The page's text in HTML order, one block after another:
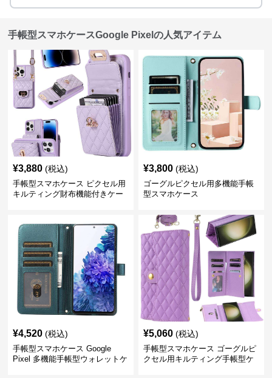
手帳型スマホケースGoogle Pixelの人気アイテム
¥3,880 (税込)
手帳型スマホケース ピクセル用
キルティング財布機能付きケー
¥3,800 (税込)
ゴーグルピクセル用多機能手帳
型スマホケース
¥4,520 (税込)
手帳型スマホケース Google
Pixel 多機能手帳型ウォレットケ
¥5,060 (税込)
手帳型スマホケース ゴーグルピ
クセル用キルティング手帳型ケ